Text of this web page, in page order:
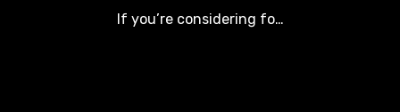
If you’re considering fo…